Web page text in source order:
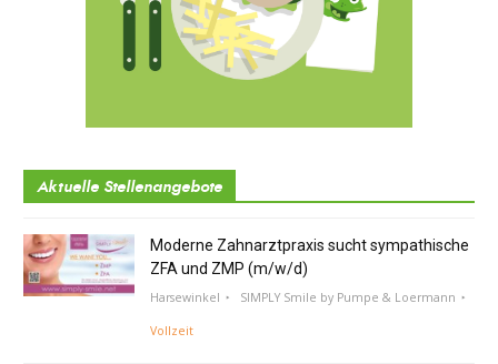
Aktuelle Stellenangebote
Moderne Zahnarztpraxis sucht sympathische
ZFA und ZMP (m/w/d)
Harsewinkel SIMPLY Smile by Pumpe & Loermann
Vollzeit